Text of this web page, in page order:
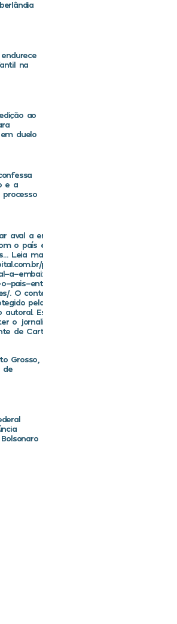
na
ao
duelo
e a
aval a embaixador
o país entrar em
Leia mais em
politica/brasil-
a-embaixador-dos-
pais-entrar-em-
. O conteúdo de
pela legislação
Essa defesa é
o jornalismo
de CartaCapital vivo
Grosso,
de